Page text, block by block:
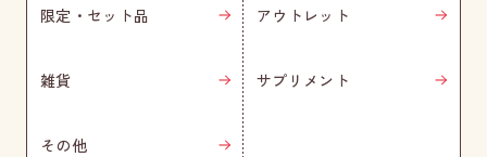
限定・セット品 アウトレット
雑貨 サプリメント
その他